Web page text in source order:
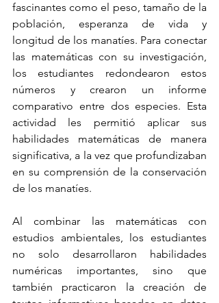
fascinantes como el peso, tamaño de la
población, esperanza de vida y
longitud de los manatíes. Para conectar
las matemáticas con su investigación,
los estudiantes redondearon estos
números y crearon un informe
comparativo entre dos especies. Esta
actividad les permitió aplicar sus
habilidades matemáticas de manera
significativa, a la vez que profundizaban
en su comprensión de la conservación
de los manatíes.
Al combinar las matemáticas con
estudios ambientales, los estudiantes
no solo desarrollaron habilidades
numéricas importantes, sino que
también practicaron la creación de